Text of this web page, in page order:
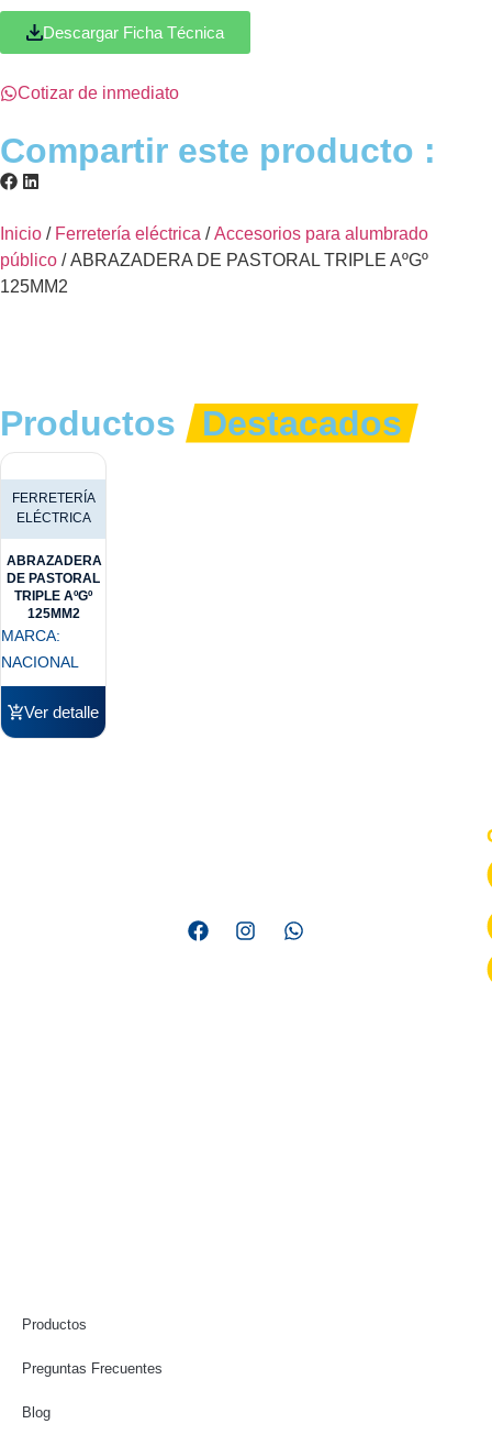
Descargar Ficha Técnica
Cotizar de inmediato
Compartir este producto :
Inicio / Ferretería eléctrica /Accesorios para alumbrado
público / ABRAZADERA DE PASTORAL TRIPLE AºGº
125MM2
Productos Destacados
FERRETERÍA
ELÉCTRICA
ABRAZADERA
DE PASTORAL
TRIPLE AºGº
125MM2
MARCA:
NACIONAL
Ver detalle
Productos
Preguntas Frecuentes
Blog